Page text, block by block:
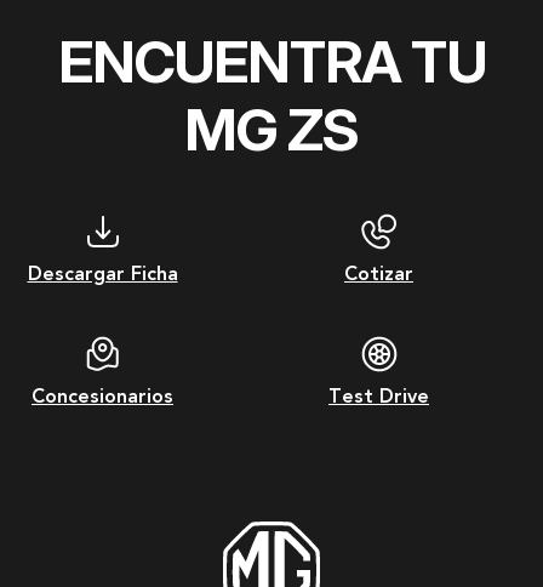
ENCUENTRA TU
MG ZS
Descargar Ficha Cotizar
Concesionarios Test Drive